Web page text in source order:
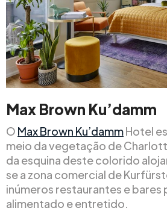
Max Brown Ku’damm
O Max Brown Ku’dammHotel
meio da vegetação de
da esquina deste colorido
se a zona comercial de
inúmeros restaurantes e bares
alimentado e entretido.